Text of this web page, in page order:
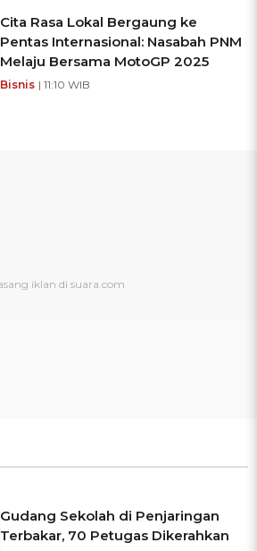
Cita Rasa Lokal Bergaung ke
Pentas Internasional: Nasabah PNM
Melaju Bersama MotoGP 2025
Bisnis | 11:10 WIB
Gudang Sekolah di Penjaringan
Terbakar, 70 Petugas Dikerahkan